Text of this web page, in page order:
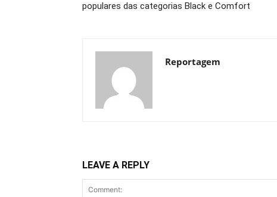
populares das categorias Black e Comfort
Reportagem
LEAVE A REPLY